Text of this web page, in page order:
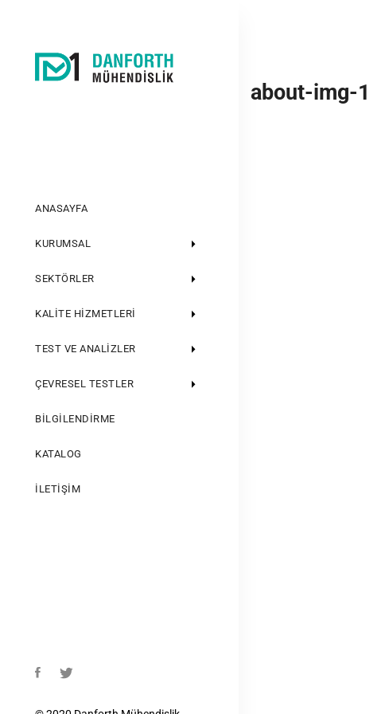
ANASAYFA
KURUMSAL
SEKTÖRLER
KALITE HIZMETLERI
TEST VE ANALIZLER
ÇEVRESEL TESTLER
BILGILENDIRME
KATALOG
İLETIŞIM
about-img-1